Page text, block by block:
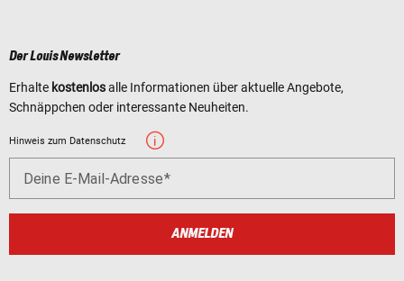
Der Louis Newsletter
Erhalte kostenlosalle Informationen über aktuelle Angebote,
Schnäppchen oder interessante Neuheiten.
Hinweis zum Datenschutz
Deine E-Mail-Adresse
ANMELDEN